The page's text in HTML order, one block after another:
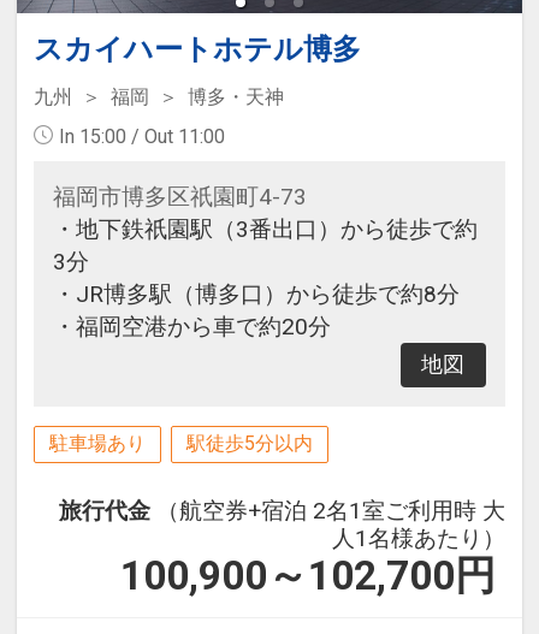
スカイハートホテル博多
九州 福岡
博多・天神
In 15:00 / Out 11:00
福岡市博多区祇園町4-73
・地下鉄祇園駅（3番出口）から徒歩で約
3分
・JR博多駅（博多口）から徒歩で約8分
・福岡空港から車で約20分
地図
駐車場あり 駅徒歩5分以内
旅行代金
（航空券+宿泊 2名1室ご利用時 大
人1名様あたり）
100,900～102,700 円